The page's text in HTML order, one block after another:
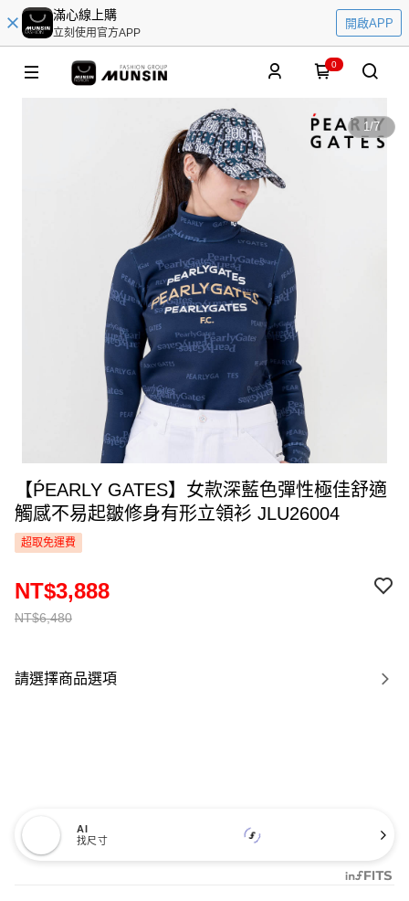
滿心線上購
立刻使用官方APP
開啟APP
0
1/7
【ṔEARLY GATES】女款深藍色彈性極佳舒適
觸感不易起皺修身有形立領衫 JLU26004
超取免運費
NT$6,480
NT$3,888
請選擇商品選項
AI
找尺寸